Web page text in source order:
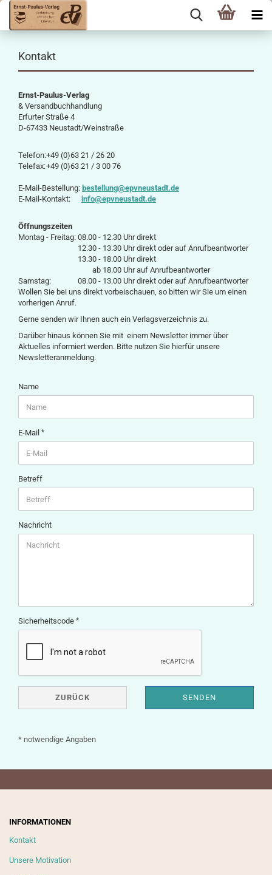
Kontakt
Ernst-Paulus-Verlag
& Versandbuchhandlung
Erfurter Straße 4
D-67433 Neustadt/Weinstraße
Telefon:+49 (0)63 21 / 26 20
Telefax:+49 (0)63 21 / 3 00 76
E-Mail-Bestellung: bestellung@epvneustadt.de
E-Mail-Kontakt: info@epvneustadt.de
Öffnungszeiten
Montag - Freitag: 08.00 - 12.30 Uhrdirekt
12.30 - 13.30 Uhrdirekt oder auf Anrufbeantworter
13.30 - 18.00 Uhrdirekt
ab 18.00 Uhrauf Anrufbeantworter
Samstag:
08.00 - 13.00 Uhrdirekt oder auf Anrufbeantworter
Wollen Sie bei uns direkt vorbeischauen, so bitten wir Sie um einen
vorherigen Anruf.
Gerne senden wir Ihnen auch ein Verlagsverzeichnis zu.
Darüber hinaus können Sie mit einem Newsletter immer über
Aktuelles informiert werden. Bitte nutzen Sie hierfür unsere
Newsletteranmeldung.
KONTAKT
Name
E-Mail
Betreff
Nachricht
Sicherheitscode
ZURÜCK SENDEN
* notwendige Angaben
INFORMATIONEN
Kontakt
Unsere Motivation